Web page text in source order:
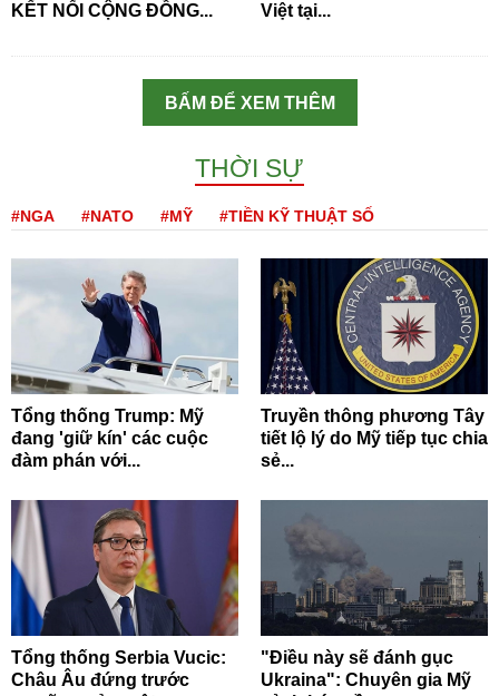
KẾT NỐI CỘNG ĐỒNG...
Việt tại...
BẤM ĐỂ XEM THÊM
THỜI SỰ
#NGA #NATO #MỸ #TIỀN KỸ THUẬT SỐ
Tổng thống Trump: Mỹ
đang 'giữ kín' các cuộc
đàm phán với...
Truyền thông phương Tây
tiết lộ lý do Mỹ tiếp tục chia
sẻ...
Tổng thống Serbia Vucic:
Châu Âu đứng trước
"Điều này sẽ đánh gục
Ukraina": Chuyên gia Mỹ